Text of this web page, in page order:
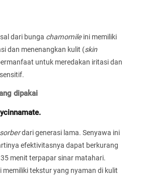
dari bunga chamomileini memiliki
dan menenangkan kulit (skin
untuk meredakan iritasi dan
dipakai
dari generasi lama. Senyawa ini
efektivitasnya dapat berkurang
menit terpapar sinar matahari.
memiliki tekstur yang nyaman di kulit